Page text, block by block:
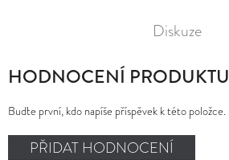
Diskuze
HODNOCENÍ PRODUKTU
Buďte první, kdo napíše příspěvek k této položce.
PŘIDAT HODNOCENÍ